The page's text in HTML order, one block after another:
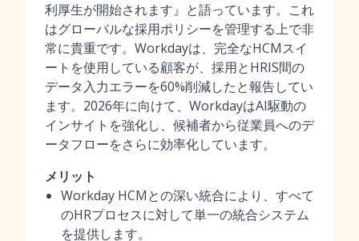
利厚生が開始されます』と語っています。これ
はグローバルな採用ポリシーを管理する上で非
常に貴重です。Workdayは、完全なHCMスイ
ートを使用している顧客が、採用とHRIS間の
データ入力エラーを60%削減したと報告してい
ます。2026年に向けて、WorkdayはAI駆動の
インサイトを強化し、候補者から従業員へのデ
ータフローをさらに効率化しています。
メリット
Workday HCMとの深い統合により、すべて
のHRプロセスに対して単一の統合システム
を提供します。